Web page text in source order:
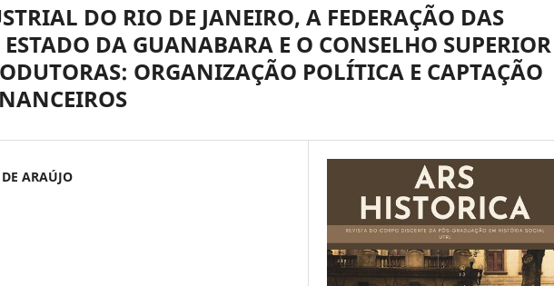
DO RIO DE JANEIRO, A FEDERAÇÃO DAS
DA GUANABARA E O CONSELHO SUPERIOR
ORGANIZAÇÃO POLÍTICA E CAPTAÇÃO
ARAÚJO